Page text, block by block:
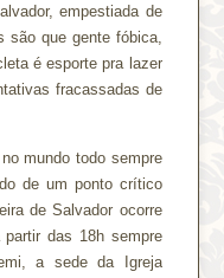
empestiada de
são que gente fóbica,
é esporte pra lazer
fracassadas de
mundo todo sempre
de um ponto crítico
de Salvador ocorre
das 18h sempre
a sede da Igreja